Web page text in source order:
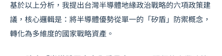
基於以上分析，我提出台灣半導體地緣政治戰略的六項政策建
議，核心邏輯是：將半導體優勢從單一的「矽盾」防禦概念，
轉化為多維度的國家戰略資產。